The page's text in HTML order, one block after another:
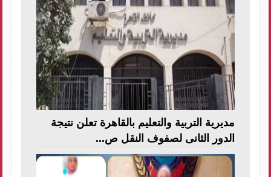
مديرية التربية والتعليم بالقاهرة تعلن نتيجة
الدور الثانى لصفوف النقل ص...